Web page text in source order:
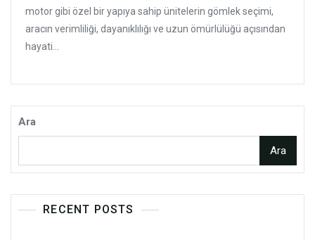
motor gibi özel bir yapıya sahip ünitelerin gömlek seçimi,
aracın verimliliği, dayanıklılığı ve uzun ömürlülüğü açısından
hayati...
Ara
Ara
RECENT POSTS